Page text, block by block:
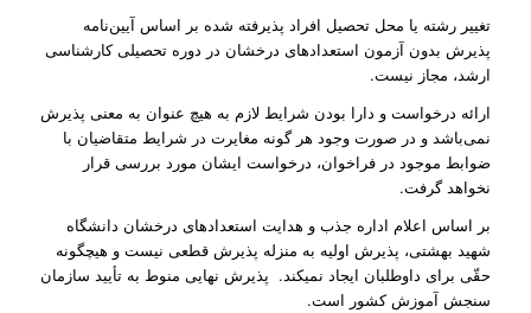
تغییر رشته یا محل تحصیل افراد پذیرفته شده بر اساس آیین‌نامه
پذیرش بدون آزمون استعدادهای درخشان در دوره تحصیلی کارشناسی
ارشد، مجاز نیست.
ارائه درخواست و دارا بودن شرایط لازم به هیچ عنوان به معنی پذیرش
نمی‌باشد و در صورت وجود هر گونه مغایرت در شرایط متقاضیان با
ضوابط موجود در فراخوان، درخواست ایشان مورد بررسی قرار
نخواهد گرفت.
بر اساس اعلام اداره جذب و هدایت استعدادهای درخشان دانشگاه
شهید بهشتی، پذیرش اولیه به منزله پذیرش قطعی نیست و هیچگونه
حقّی برای داوطلبان ایجاد نمیکند. پذیرش نهایی منوط به تأیید سازمان
سنجش آموزش کشور است.